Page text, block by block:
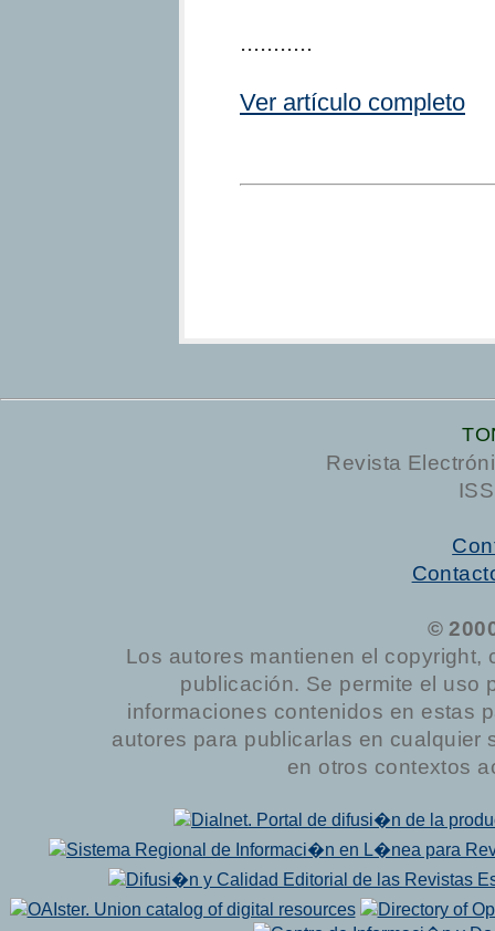
...........
Ver artículo completo
Revista
©
Los autores mantienen el
publicación. Se permite el uso
informaciones contenidos en estas
autores para publicarlas en cualquier
en otros contextos